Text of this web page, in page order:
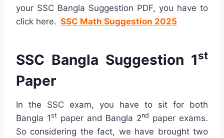
your SSC Bangla Suggestion PDF, you have to
click here. SSC Math Suggestion 2025
SSC Bangla Suggestion 1st
Paper
In the SSC exam, you have to sit for both
Bangla 1st paper and Bangla 2nd paper exams.
So considering the fact, we have brought two